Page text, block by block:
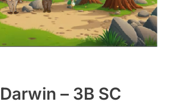
– 3B SC